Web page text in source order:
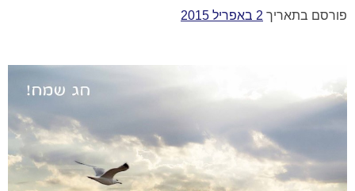
פורסם בתאריך 2 באפריל 2015